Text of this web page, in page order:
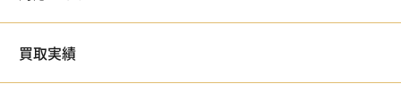
買取実績